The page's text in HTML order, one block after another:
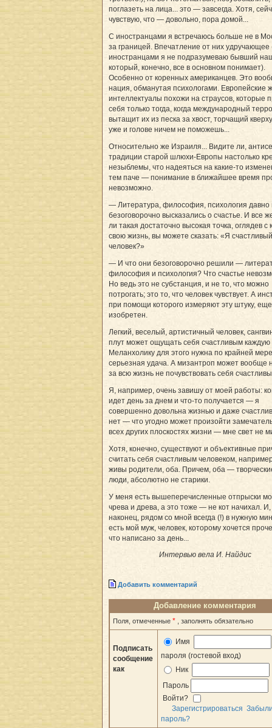
поглазеть на лица... это — завсегда. Хотя,
чувствую, что — довольно, пора домой...
С иностранцами я встречаюсь больше не в
за границей. Впечатление от них удручающее
иностранцами я не подразумеваю бывший
который, конечно, все в основном понимает).
Особенно от коренных американцев. Это
нация, обманутая психологами. Европейские
интеллектуалы похожи на страусов, которые
себя только тогда, когда международный
вытащит их из песка за хвост, торчащий
уже и голове ничем не поможешь...
Относительно же Израиля... Видите ли,
традиции старой шлюхи-Европы настолько
незыблемы, что надеяться на какие-то
тем паче — понимание в ближайшее время
невозможно.
— Литература, философия, психология давно
безоговорочно высказались о счастье. И все
ли такая достаточно высокая точка, оглядев с
свою жизнь, вы можете сказать: «Я счастливый
человек?»
— И что они безоговорочно решили —
философия и психология? Что счастье
Но ведь это не субстанция, и не то, что можно
потрогать; это то, что человек чувствует. А
при помощи которого измеряют эту штуку,
изобретен.
Легкий, веселый, артистичный человек,
плут может ощущать себя счастливым каждую
Меланхолику для этого нужна по крайней мере
серьезная удача. А мизантроп может вообще
за всю жизнь не почувствовать себя
Я, например, очень завишу от моей работы:
идет день за днем и что-то получается — я
совершенно довольна жизнью и даже
нет — что угодно может произойти
всех других плоскостях жизни — мне свет не
Хотя, конечно, существуют и объективные
считать себя счастливым человеком,
живы родители, оба. Причем, оба —
люди, абсолютно не старики.
У меня есть вышеперечисленные отпрыски
чрева и древа, а это тоже — не кот начихал. И,
наконец, рядом со мной всегда (!) в нужную
есть мой муж, человек, которому хочется
что написано за день...
Интервью вела И. Найдис
Добавить комментарий
Добавление комментария
Поля, отмеченные * , заполнять обязательно
Подписать
сообщение
как
Имя
пароля (гостевой вход)
Ник
Пароль
Войти?
Зарегистрироваться
пароль?